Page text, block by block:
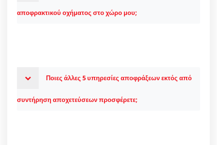
αποφρακτικού οχήματος στο χώρο μου;
Ποιες άλλες 5 υπηρεσίες αποφράξεων εκτός από
συντήρηση αποχετεύσεων προσφέρετε;